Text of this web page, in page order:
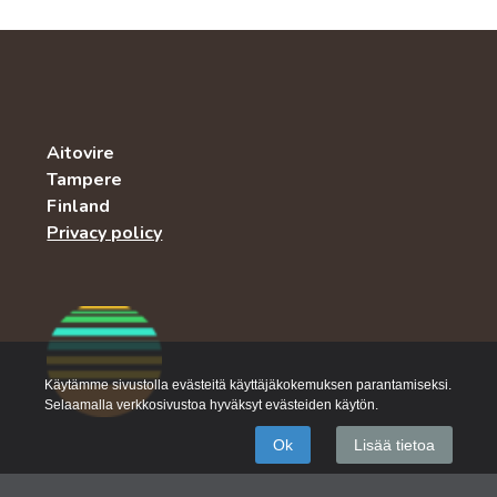
Aitovire
Tampere
Finland
Privacy policy
Käytämme sivustolla evästeitä käyttäjäkokemuksen parantamiseksi.
Selaamalla verkkosivustoa hyväksyt evästeiden käytön.
Ok Lisää tietoa